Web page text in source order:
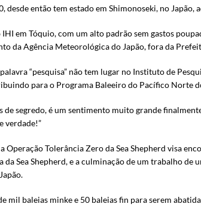
então tem estado em Shimonoseki, no Japão,
em Tóquio, com um alto padrão sem gastos
da Agência Meteorológica do Japão, fora da
“pesquisa” não tem lugar no Instituto de
para o Programa Baleeiro do Pacífico Norte
segredo, é um sentimento muito grande
verdade!”
Tolerância Zero da Sea Shepherd visa
Sea Shepherd, e a culminação de um trabalho
mil baleias minke e 50 baleias fin para serem